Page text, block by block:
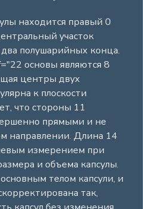
находится правый 0
участок
полушарийных конца.
основы являются 8
центры двух
к плоскости
что стороны 11
прямыми и не
направлении. Длина 14
измерением при
и объема капсулы.
телом капсули, и
так,